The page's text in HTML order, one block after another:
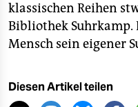
klassischen Reihen
Bibliothek Suhrkamp.
Mensch sein eigener
Diesen Artikel teilen